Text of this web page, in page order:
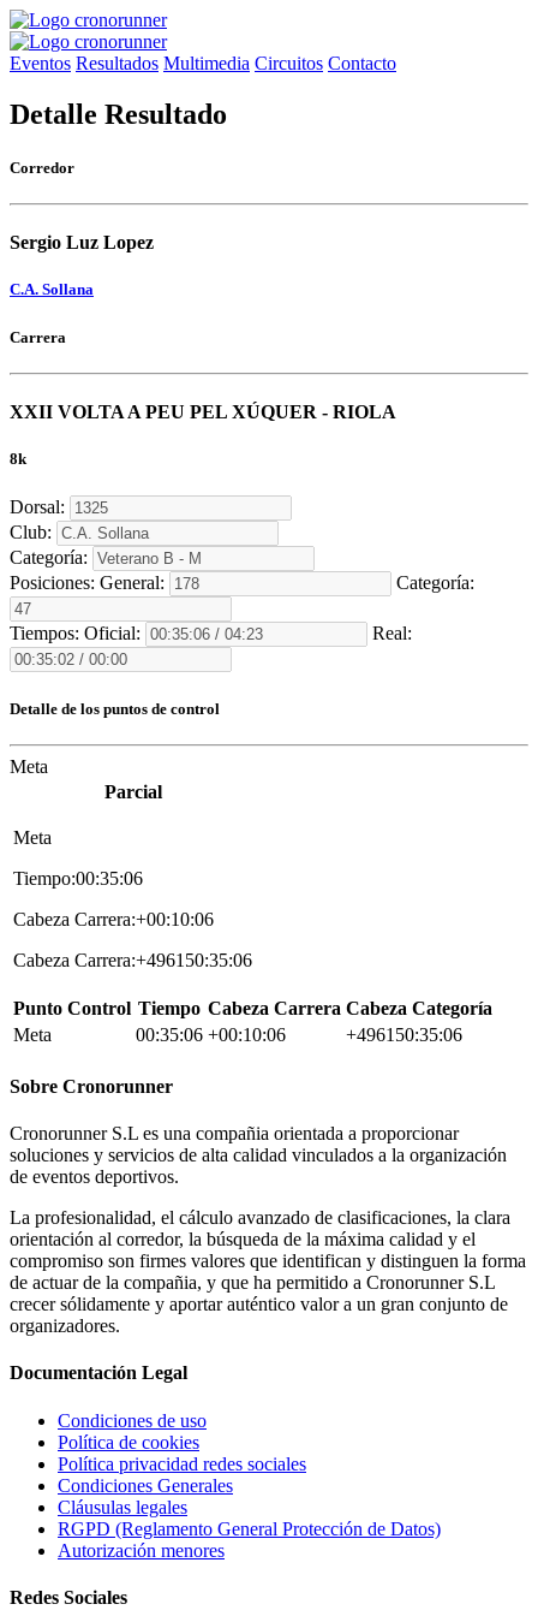
Eventos Resultados Multimedia Circuitos Contacto
Detalle Resultado
Corredor
Sergio Luz Lopez
C.A. Sollana
Carrera
XXII VOLTA A PEU PEL XÚQUER - RIOLA
8k
Dorsal:
Club:
Categoría:
Posiciones: General: Categoría:
Tiempos: Oficial: Real:
Detalle de los puntos de control
Meta
Parcial
Meta
Tiempo:00:35:06
Cabeza Carrera:+00:10:06
Cabeza Carrera:+496150:35:06
Punto Control Tiempo Cabeza Carrera Cabeza Categoría
Meta
00:35:06 +00:10:06 +496150:35:06
Sobre Cronorunner
Cronorunner S.L es una compañia orientada a proporcionar
soluciones y servicios de alta calidad vinculados a la organización
de eventos deportivos.
La profesionalidad, el cálculo avanzado de clasificaciones, la clara
orientación al corredor, la búsqueda de la máxima calidad y el
compromiso son firmes valores que identifican y distinguen la forma
de actuar de la compañia, y que ha permitido a Cronorunner S.L
crecer sólidamente y aportar auténtico valor a un gran conjunto de
organizadores.
Documentación Legal
Condiciones de uso
Política de cookies
Política privacidad redes sociales
Condiciones Generales
Cláusulas legales
RGPD (Reglamento General Protección de Datos)
Autorización menores
Redes Sociales